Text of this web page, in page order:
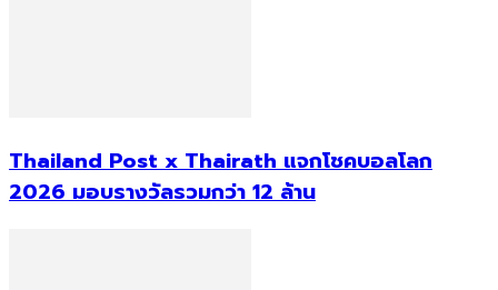
Thailand Post x Thairath แจกโชคบอลโลก
2026 มอบรางวัลรวมกว่า 12 ล้าน